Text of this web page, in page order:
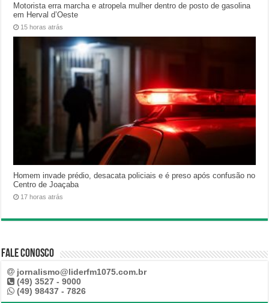
Motorista erra marcha e atropela mulher dentro de posto de gasolina
em Herval d’Oeste
15 horas atrás
Homem invade prédio, desacata policiais e é preso após confusão no
Centro de Joaçaba
17 horas atrás
Fale Conosco
jornalismo@liderfm1075.com.br
(49) 3527 - 9000
(49) 98437 - 7826